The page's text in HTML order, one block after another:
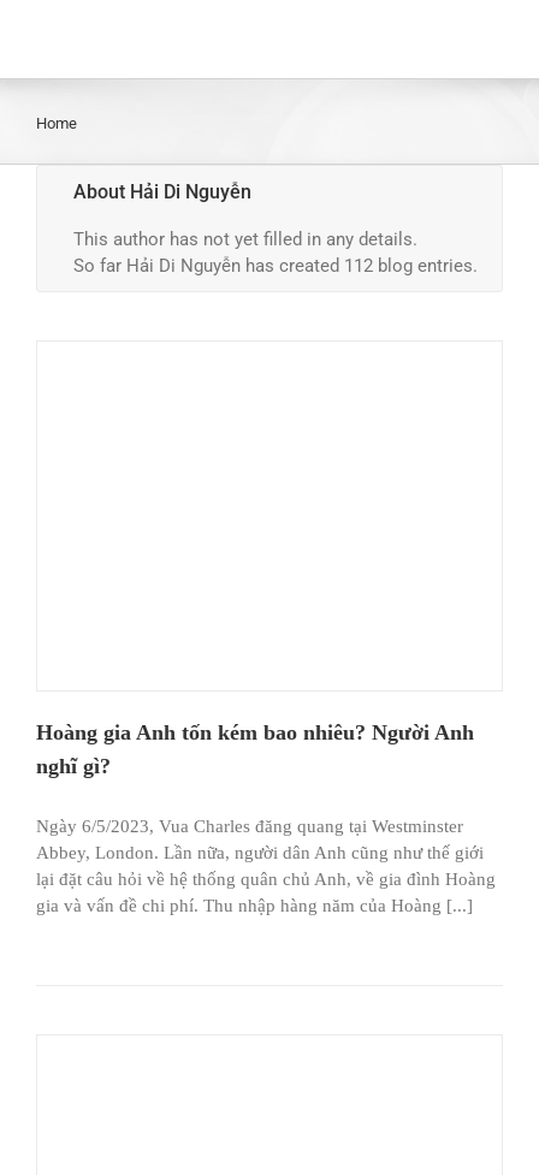
Home
About Hải Di Nguyễn
This author has not yet filled in any details.
So far Hải Di Nguyễn has created 112 blog entries.
Hoàng gia Anh tốn kém bao nhiêu? Người Anh
nghĩ gì?
Ngày 6/5/2023, Vua Charles đăng quang tại Westminster
Abbey, London. Lần nữa, người dân Anh cũng như thế giới
lại đặt câu hỏi về hệ thống quân chủ Anh, về gia đình Hoàng
gia và vấn đề chi phí. Thu nhập hàng năm của Hoàng [...]